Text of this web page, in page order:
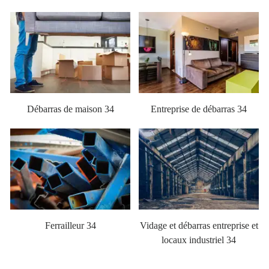
Débarras de maison 34 Entreprise de débarras 34
Ferrailleur 34
Vidage et débarras entreprise et
locaux industriel 34